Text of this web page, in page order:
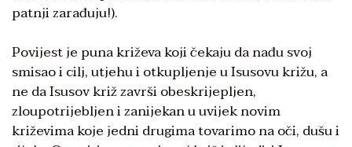
patnji zarađuju!).
Povijest je puna križeva koji čekaju da nađu svoj
smisao i cilj, utjehu i otkupljenje u Isusovu križu, a
ne da Isusov križ završi obeskrijepljen,
zloupotrijebljen i zanijekan u uvijek novim
križevima koje jedni drugima tovarimo na oči, dušu i